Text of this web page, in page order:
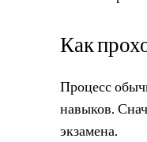
Как
Процесс
навыков.
экзамена.